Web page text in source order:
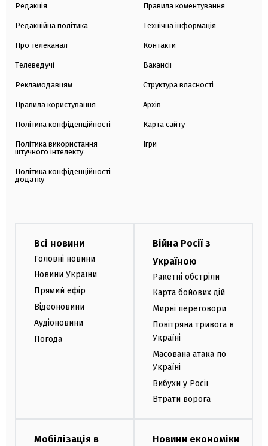
Редакція
Редакційна політика
Про телеканал
Телеведучі
Рекламодавцям
Правила користування
Політика конфіденційності
Політика використання
штучного інтелекту
Політика конфіденційності
додатку
Правила коментування
Технічна інформація
Контакти
Вакансії
Структура власності
Архів
Карта сайту
Ігри
Всі новини
Головні новини
Новини України
Прямий ефір
Відеоновини
Аудіоновини
Погода
Війна Росії з
Україною
Ракетні обстріли
Карта бойових дій
Мирні переговори
Повітряна тривога в
Україні
Масована атака по
Україні
Вибухи у Росії
Втрати ворога
Мобілізація в
Новини економіки